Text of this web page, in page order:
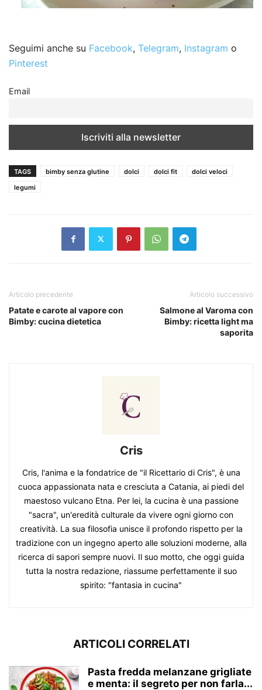
Seguimi anche su Facebook, Telegram, Instagram o
Pinterest
Email
TAGS bimby senza glutine dolci dolci fit
dolci veloci
legumi
Articolo precedente
Patate e carote al vapore con
Bimby: cucina dietetica
Articolo successivo
Salmone al Varoma con
Bimby: ricetta light ma
saporita
Cris
Cris, l'anima e la fondatrice de "il Ricettario di Cris", è una
cuoca appassionata nata e cresciuta a Catania, ai piedi del
maestoso vulcano Etna. Per lei, la cucina è una passione
"sacra", un'eredità culturale da vivere ogni giorno con
creatività. La sua filosofia unisce il profondo rispetto per la
tradizione con un ingegno aperto alle soluzioni moderne, alla
ricerca di sapori sempre nuovi. Il suo motto, che oggi guida
tutta la nostra redazione, riassume perfettamente il suo
spirito: "fantasia in cucina"
ARTICOLI CORRELATI
Pasta fredda melanzane grigliate
e menta: il segreto per non farla...